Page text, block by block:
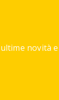
novità e